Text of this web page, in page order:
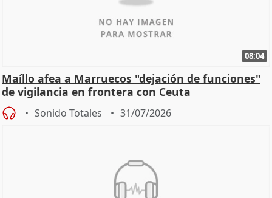
08:04
Maíllo afea a Marruecos "dejación de funciones"
de vigilancia en frontera con Ceuta
Sonido Totales 31/07/2026